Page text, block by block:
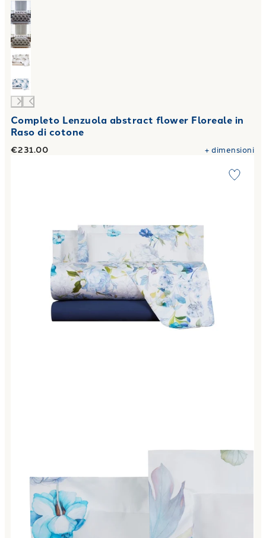
Completo Lenzuola abstract flower Floreale in
Raso di cotone
€231.00 +dimensioni